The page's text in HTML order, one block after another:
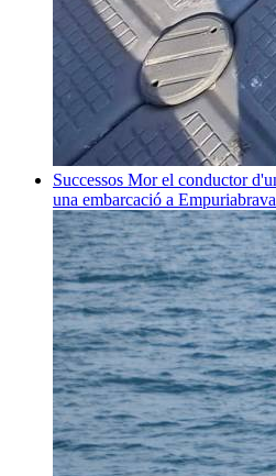
Successos Mor el conductor
una embarcació a Empuriabrava